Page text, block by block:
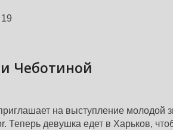
Чеботиной
на выступление молодой
Теперь девушка едет в Харьков,